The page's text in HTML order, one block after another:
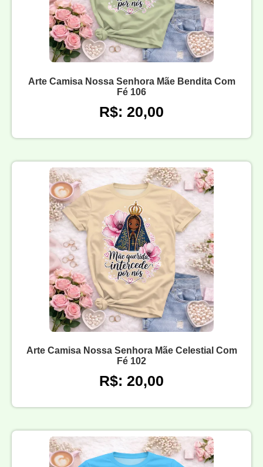
Arte Camisa Nossa Senhora Mãe Bendita Com
Fé 106
R$: 20,00
Arte Camisa Nossa Senhora Mãe Celestial Com
Fé 102
R$: 20,00